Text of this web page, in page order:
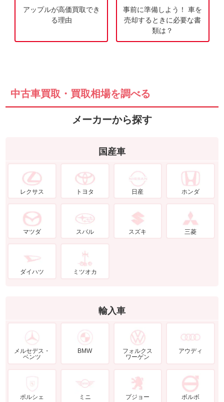
アップルが高価買取でき
る理由
事前に準備しよう！ 車を
売却するときに必要な書
類は？
中古車買取・買取相場を調べる
メーカーから探す
国産車
レクサス トヨタ 日産 ホンダ
マツダ スバル スズキ 三菱
ダイハツ ミツオカ
輸入車
メルセデス・
ベンツ
BMW
フォルクス
ワーゲン
アウディ
ポルシェ ミニ プジョー ボルボ